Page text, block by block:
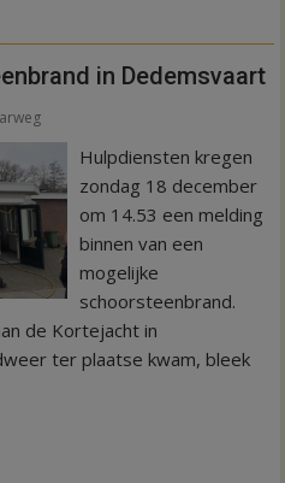
in Dedemsvaart
Hulpdiensten kregen
zondag 18 december
om 14.53 een melding
binnen van een
mogelijke
schoorsteenbrand.
de Kortejacht in
ter plaatse kwam, bleek